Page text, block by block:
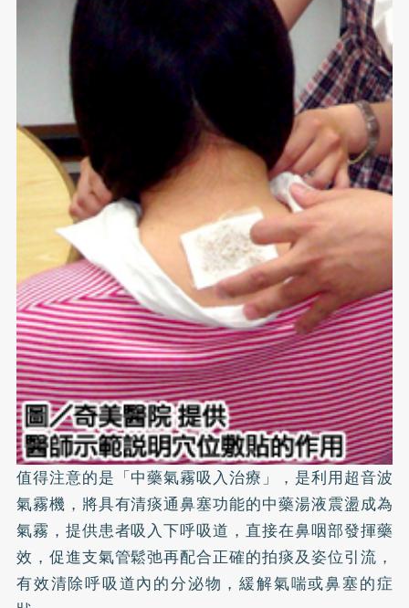
值得注意的是「中藥氣霧吸入治療」，是利用超音波
氣霧機，將具有清痰通鼻塞功能的中藥湯液震盪成為
氣霧，提供患者吸入下呼吸道，直接在鼻咽部發揮藥
效，促進支氣管鬆弛再配合正確的拍痰及姿位引流，
有效清除呼吸道內的分泌物，緩解氣喘或鼻塞的症